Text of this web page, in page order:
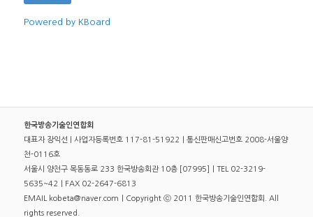
Powered by KBoard
한국방송기술인연합회
대표자 장익선 | 사업자등록번호 117-81-51922｜통신판매신고번호 2008-서울양
천-0116호
서울시 양천구 목동동로 233 한국방송회관 10층 [07995]｜TEL 02-3219-
5635~42｜FAX 02-2647-6813
EMAIL kobeta@naver.com｜Copyright ⓒ 2011 한국방송기술인연합회. All
rights reserved.